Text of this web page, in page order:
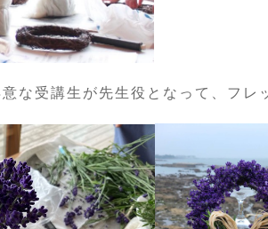
な受講生が先生役となって、フレ